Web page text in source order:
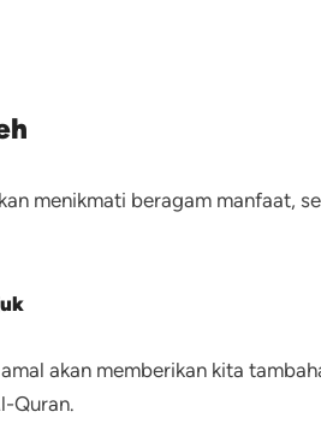
menikmati beragam manfaat,
akan memberikan kita
Quran.